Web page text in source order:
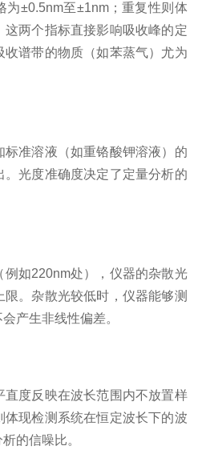
为±0.5nm至±1nm；重复性则体
两个指标直接影响吸收峰的定
谱带的物质（如苯蒸气）尤为
准溶液（如重铬酸钾溶液）的
。光度准确度决定了定量分析的
如220nm处），仪器的杂散光
。杂散光较低时，仪器能够测
产生非线性偏差。
度反映在波长范围内不放置样
现检测系统在恒定波长下的波
的信噪比。